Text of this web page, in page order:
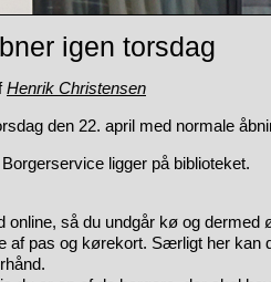
igen torsdag
Henrik Christensen
den 22. april med normale
ligger på biblioteket.
online, så du undgår kø og dermed
af pas og kørekort. Særligt her kan